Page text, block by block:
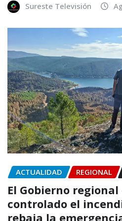
Sureste Televisión
ACTUALIDAD REGIONAL
El Gobierno
controlado el
rebaja la